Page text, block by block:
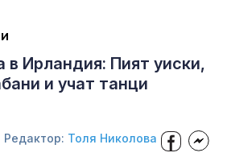
в Ирландия: Пият уиски,
и учат танци
Редактор: Толя Николова